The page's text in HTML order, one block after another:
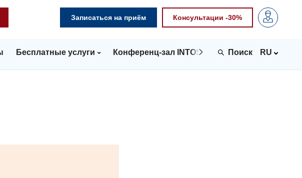
Записаться на приём Консультации -30%
Бесплатные услуги Конференц-зал INTOSPACE Контакты
RU